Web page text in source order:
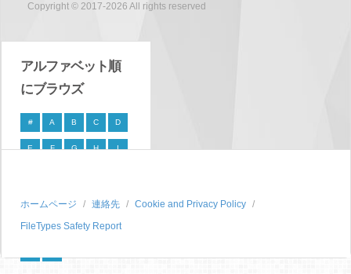
Copyright © 2017-2026 All rights reserved
アルファベット順
にブラウズ
# A B C D
E F G H I
P Q R S
T U V W X
ホームページ 連絡先
Cookie and Privacy Policy
FileTypes Safety Report